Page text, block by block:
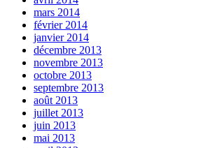
mars 2014
février 2014
janvier 2014
décembre 2013
novembre 2013
octobre 2013
septembre 2013
août 2013
juillet 2013
juin 2013
mai 2013